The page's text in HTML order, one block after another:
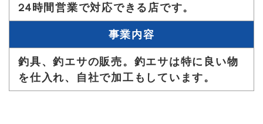
24時間営業で対応できる店です。
事業内容
釣具、釣エサの販売。釣エサは特に良い物
を仕入れ、自社で加工もしています。